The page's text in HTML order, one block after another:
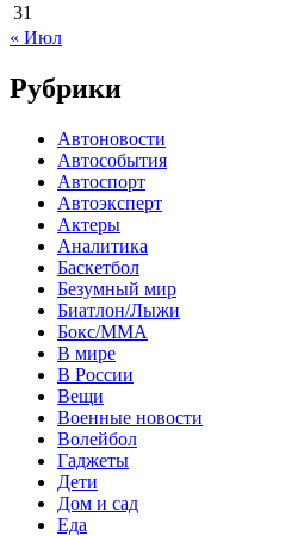
31
« Июл
Рубрики
Автоновости
Автособытия
Автоспорт
Автоэксперт
Актеры
Аналитика
Баскетбол
Безумный мир
Биатлон/Лыжи
Бокс/MMA
В мире
В России
Вещи
Военные новости
Волейбол
Гаджеты
Дети
Дом и сад
Еда